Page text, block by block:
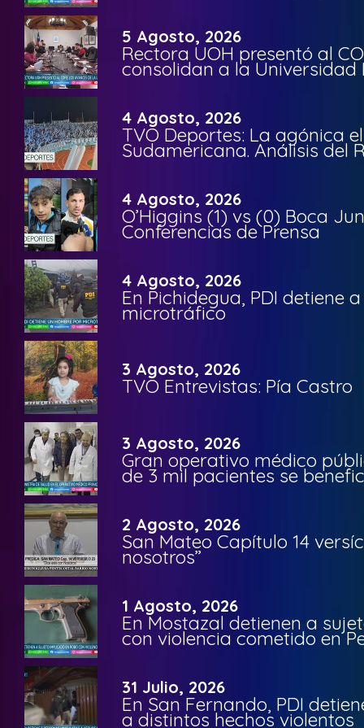
5 Agosto, 2026
Rectora UOH presentó al
consolidan a la Universidad
4 Agosto, 2026
TVO Deportes: La agónica
Sudamericana. Análisis del
4 Agosto, 2026
O’Higgins (1) vs (0) Boca
Conferencias de Prensa
4 Agosto, 2026
En Pichidegua, PDI detiene
microtráfico
3 Agosto, 2026
TVO Entrevistas: Pía Castro
3 Agosto, 2026
Gran operativo médico
de 3 mil pacientes se
2 Agosto, 2026
San Mateo Capítulo 14
nosotros”
1 Agosto, 2026
En Mostazal detienen a
con violencia cometido en
31 Julio, 2026
En San Fernando, PDI
a distintos hechos violentos